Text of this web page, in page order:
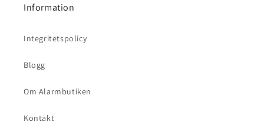
Information
Integritetspolicy
Blogg
Om Alarmbutiken
Kontakt